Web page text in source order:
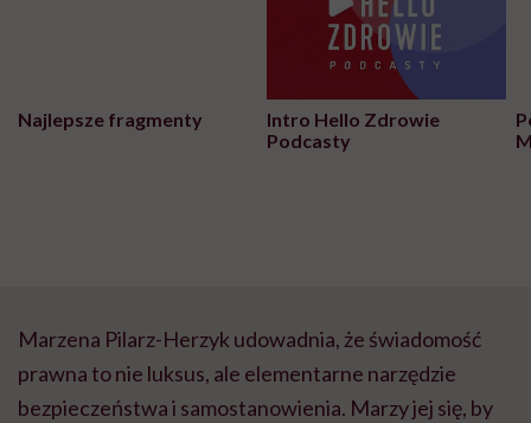
Najlepsze fragmenty
Intro Hello Zdrowie
Podcasty
Marzena Pilarz-Herzyk udowadnia, że świadomość
prawna to nie luksus, ale elementarne narzędzie
bezpieczeństwa i samostanowienia. Marzy jej się, by